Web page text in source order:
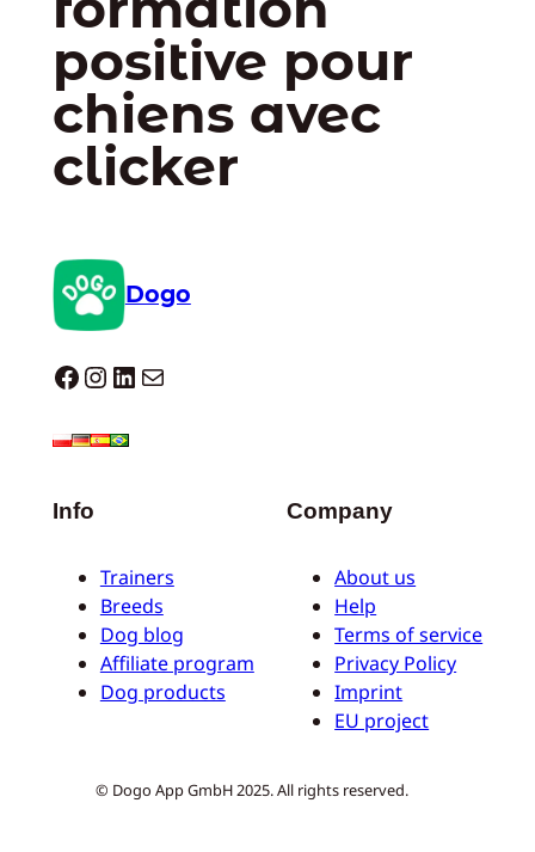
positive pour
chiens avec
clicker
Dogo
Dogo facebook InstagramLinkedIn E-mail
Info
Trainers
Breeds
Dog blog
Affiliate program
Dog products
Company
About us
Help
Terms of service
Privacy Policy
Imprint
EU project
© Dogo App GmbH 2025. All rights reserved.